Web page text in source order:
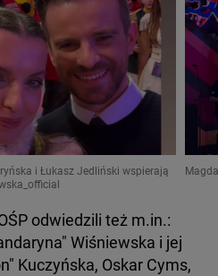
i Łukasz Jedliński wspierają
odwiedzili też m.in.:
Wiśniewska i jej
Kuczyńska, Oskar Cyms,